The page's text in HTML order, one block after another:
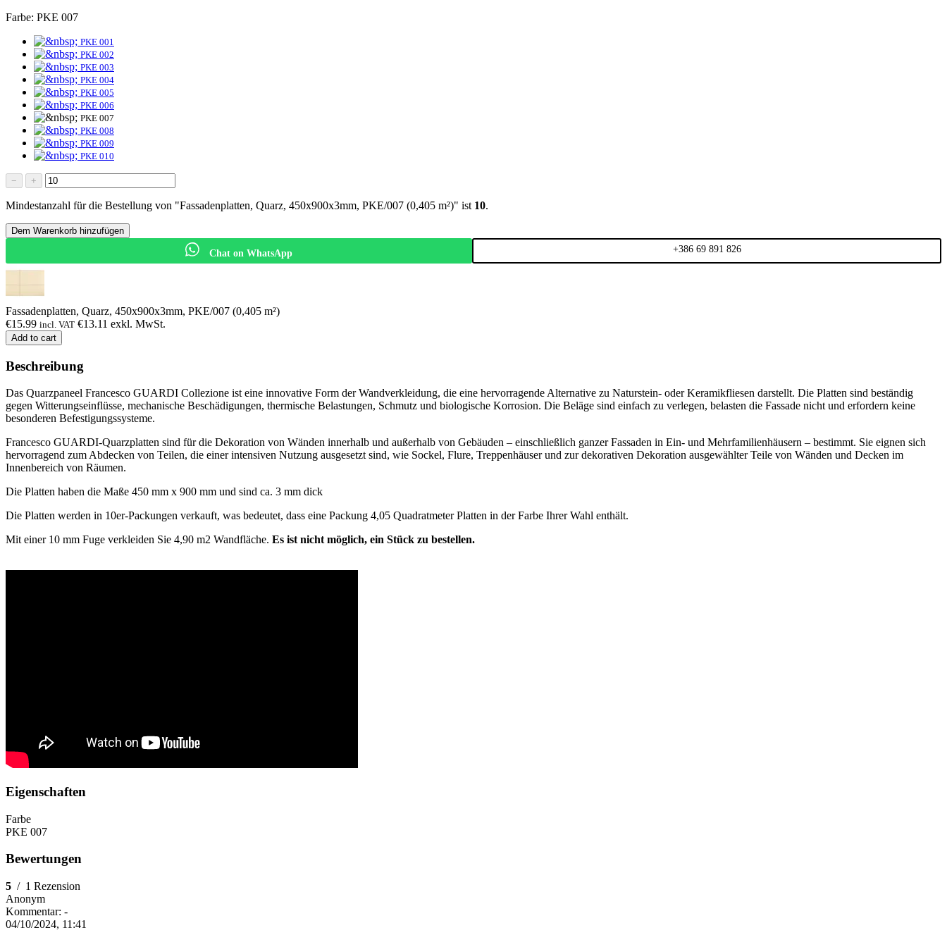
Farbe: PKE 007
PKE 001
PKE 002
PKE 003
PKE 004
PKE 005
PKE 006
PKE 007
PKE 008
PKE 009
PKE 010
− +
Mindestanzahl für die Bestellung von "Fassadenplatten, Quarz, 450x900x3mm, PKE/007 (0,405 m²)" ist 10.
Dem Warenkorb hinzufügen
Chat on WhatsApp +386 69 891 826
Fassadenplatten, Quarz, 450x900x3mm, PKE/007 (0,405 m²)
€15.99 incl. VAT €13.11 exkl. MwSt.
Add to cart
Beschreibung
Das Quarzpaneel Francesco GUARDI Collezione ist eine innovative Form der Wandverkleidung, die eine hervorragende Alternative zu Naturstein- oder Keramikfliesen darstellt. Die Platten sind beständig
gegen Witterungseinflüsse, mechanische Beschädigungen, thermische Belastungen, Schmutz und biologische Korrosion. Die Beläge sind einfach zu verlegen, belasten die Fassade nicht und erfordern keine
besonderen Befestigungssysteme.
Francesco GUARDI-Quarzplatten sind für die Dekoration von Wänden innerhalb und außerhalb von Gebäuden – einschließlich ganzer Fassaden in Ein- und Mehrfamilienhäusern – bestimmt. Sie eignen sich
hervorragend zum Abdecken von Teilen, die einer intensiven Nutzung ausgesetzt sind, wie Sockel, Flure, Treppenhäuser und zur dekorativen Dekoration ausgewählter Teile von Wänden und Decken im
Innenbereich von Räumen.
Die Platten haben die Maße 450 mm x 900 mm und sind ca. 3 mm dick
Die Platten werden in 10er-Packungen verkauft, was bedeutet, dass eine Packung 4,05 Quadratmeter Platten in der Farbe Ihrer Wahl enthält.
Mit einer 10 mm Fuge verkleiden Sie 4,90 m2 Wandfläche. Es ist nicht möglich, ein Stück zu bestellen.
Eigenschaften
Farbe
PKE 007
Bewertungen
5 / 1 Rezension
Anonym
Kommentar: -
04/10/2024, 11:41